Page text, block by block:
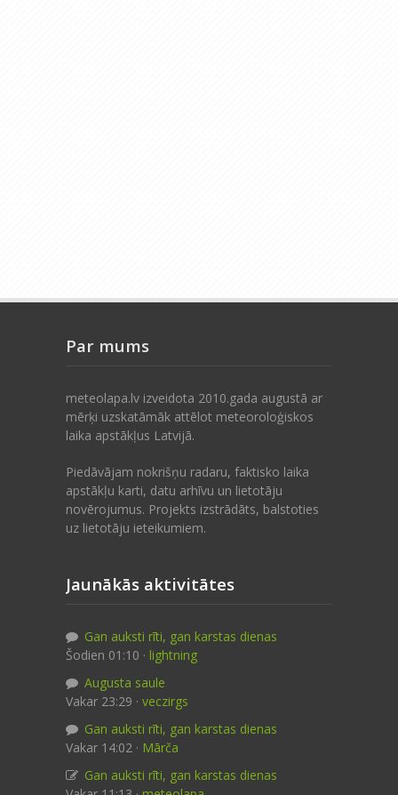
Par mums
meteolapa.lv izveidota 2010.gada augustā ar
mērķi uzskatāmāk attēlot meteoroloģiskos
laika apstākļus Latvijā.
Piedāvājam nokrišņu radaru, faktisko laika
apstākļu karti, datu arhīvu un lietotāju
novērojumus. Projekts izstrādāts, balstoties
uz lietotāju ieteikumiem.
Jaunākās aktivitātes
Gan auksti rīti, gan karstas dienas
Šodien 01:10 · lightning
Augusta saule
Vakar 23:29 · veczirgs
Gan auksti rīti, gan karstas dienas
Vakar 14:02 · Mārča
Gan auksti rīti, gan karstas dienas